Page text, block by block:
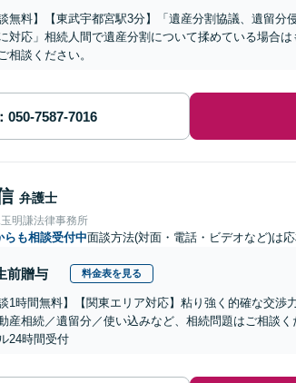
談無料】【東武宇都宮駅3分】「遺産分割協議、遺留
対応」相続人間で遺産分割について揉めている場合
相談ください。
弁護士
明謙法律事務所
らも相談受付中面談方法(対面・電話・ビデオなど)は
前贈与 料金表を見る
談1時間無料】【関東エリア対応】粘り強く的確な交
産相続／遺留分／使い込みなど、相続問題はご相談
24時間受付